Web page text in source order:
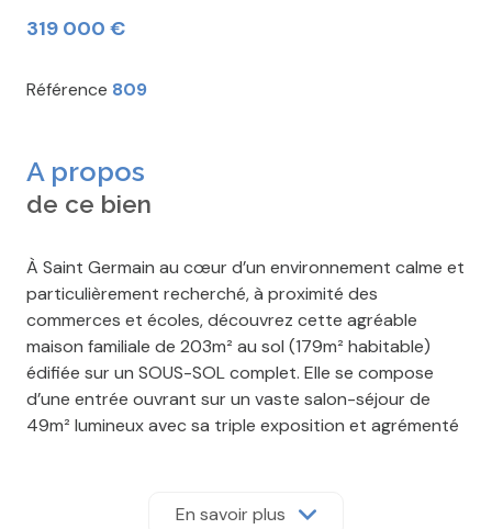
319 000 €
Référence 809
A propos
de ce bien
À Saint Germain au cœur d’un environnement calme et
particulièrement recherché, à proximité des
commerces et écoles, découvrez cette agréable
maison familiale de 203m² au sol (179m² habitable)
édifiée sur un SOUS-SOL complet. Elle se compose
d’une entrée ouvrant sur un vaste salon-séjour de
49m² lumineux avec sa triple exposition et agrémenté
direct à une agréable terrasse carrelée idéale pour
En savoir plus